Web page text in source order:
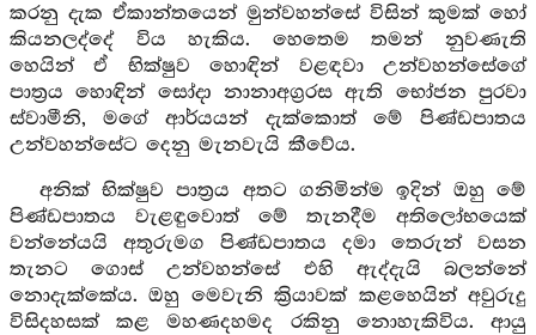
කරනු දැක ඒකාන්තයෙන් මුන්වහන්සේ විසින් කුමක් හෝ
කියනලද්දේ විය හැකිය. හෙතෙම තමන් නුවණැති
හෙයින් ඒ භික්ෂුව හොඳින් වළඳවා උන්වහන්සේගේ
පාත්‍රය හොඳින් සෝදා නානාඅග්‍රරස ඇති භෝජන පුරවා
ස්වාමීනි, මගේ ආර්යයන් දැක්කොත් මේ පිණ්ඩපාතය
උන්වහන්සේට දෙනු මැනවැයි කීවේය.
අනික් භික්ෂුව පාත්‍රය අතට ගනිමින්ම ඉදින් ඔහු මේ
පිණ්ඩපාතය වැළඳුවොත් මේ තැනදීම අතිලෝභයෙක්
වන්නේයයි අතුරුමග පිණ්ඩපාතය දමා තෙරුන් වසන
තැනට ගොස් උන්වහන්සේ එහි ඇද්දැයි බලන්නේ
නොදැක්කේය. ඔහු මෙවැනි ක්‍රියාවක් කළහෙයින් අවුරුදු
විසිදහසක් කළ මහණදහමද රකිනු නොහැකිවිය. ආයු